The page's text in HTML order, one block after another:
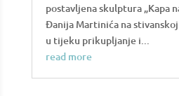
postavljena skulptura „Kapa
Đanija Martinića na
u tijeku prikupljanje i...
read more